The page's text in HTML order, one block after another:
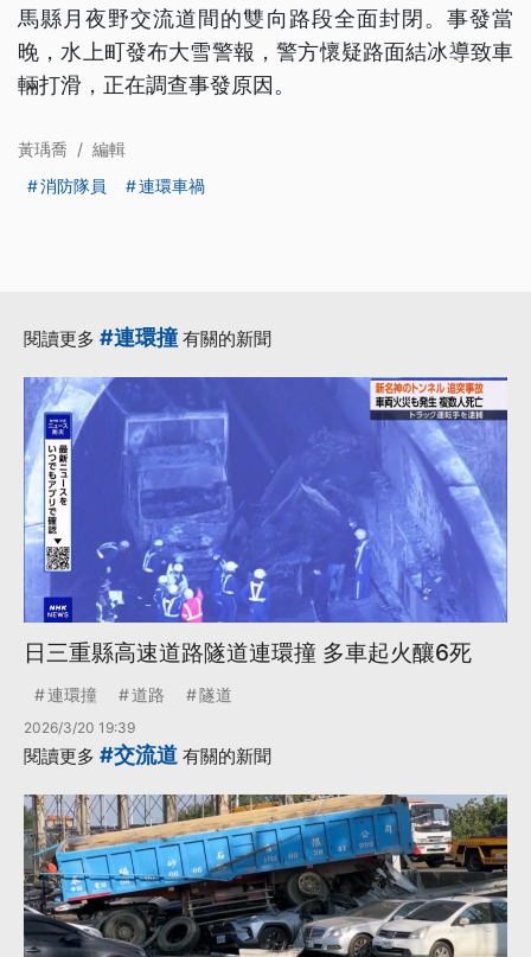
馬縣月夜野交流道間的雙向路段全面封閉。事發當
晚，水上町發布大雪警報，警方懷疑路面結冰導致車
輛打滑，正在調查事發原因。
黃瑀喬 / 編輯
消防隊員
連環車禍
閱讀更多 #連環撞 有關的新聞
日三重縣高速道路隧道連環撞 多車起火釀6死
連環撞 道路 隧道
2026/3/20 19:39
閱讀更多 #交流道 有關的新聞